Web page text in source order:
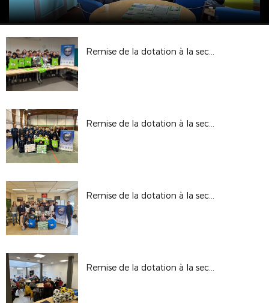
Remise de la dotation à la section sportive au collège à Bar le Duc le 31-01-25
Remise de la dotation à la section sportive au collège à Ligny le 30-01-25
Remise de la dotation à la section sportive au collège à Commercy le 31-01-25
Remise de la dotation à la section sportive au collège à Fresnes le 24-01-25